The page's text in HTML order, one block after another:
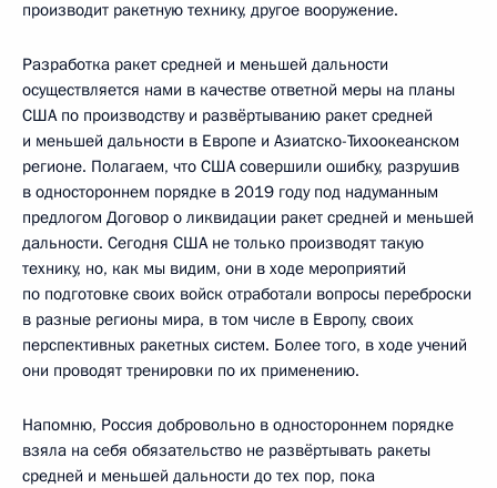
производит ракетную технику, другое вооружение.
Разработка ракет средней и меньшей дальности
осуществляется нами в качестве ответной меры на планы
США по производству и развёртыванию ракет средней
и меньшей дальности в Европе и Азиатско-Тихоокеанском
регионе. Полагаем, что США совершили ошибку, разрушив
в одностороннем порядке в 2019 году под надуманным
предлогом Договор о ликвидации ракет средней и меньшей
дальности. Сегодня США не только производят такую
технику, но, как мы видим, они в ходе мероприятий
по подготовке своих войск отработали вопросы переброски
в разные регионы мира, в том числе в Европу, своих
перспективных ракетных систем. Более того, в ходе учений
они проводят тренировки по их применению.
Напомню, Россия добровольно в одностороннем порядке
взяла на себя обязательство не развёртывать ракеты
средней и меньшей дальности до тех пор, пока